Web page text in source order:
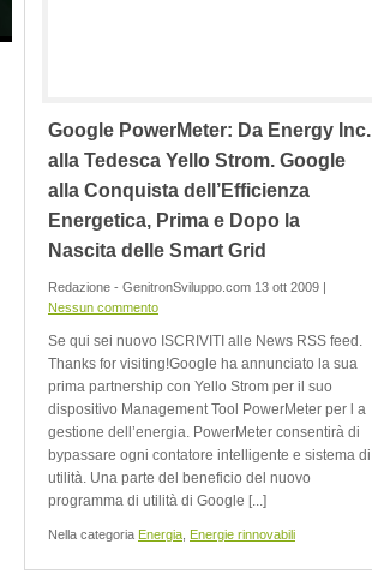
Google PowerMeter: Da Energy Inc.
alla Tedesca Yello Strom. Google
alla Conquista dell’Efficienza
Energetica, Prima e Dopo la
Nascita delle Smart Grid
Redazione - GenitronSviluppo.com 13 ott 2009 |
Nessun commento
Se qui sei nuovo ISCRIVITI alle News RSS feed.
Thanks for visiting!Google ha annunciato la sua
prima partnership con Yello Strom per il suo
dispositivo Management Tool PowerMeter per l a
gestione dell’energia. PowerMeter consentirà di
bypassare ogni contatore intelligente e sistema di
utilità. Una parte del beneficio del nuovo
programma di utilità di Google [...]
Nella categoria Energia Energie rinnovabili